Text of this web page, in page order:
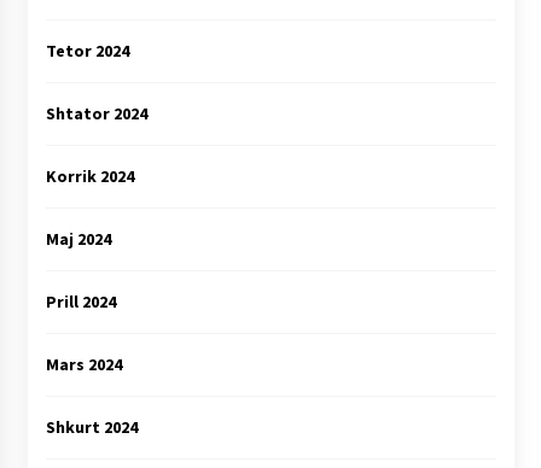
Tetor 2024
Shtator 2024
Korrik 2024
Maj 2024
Prill 2024
Mars 2024
Shkurt 2024